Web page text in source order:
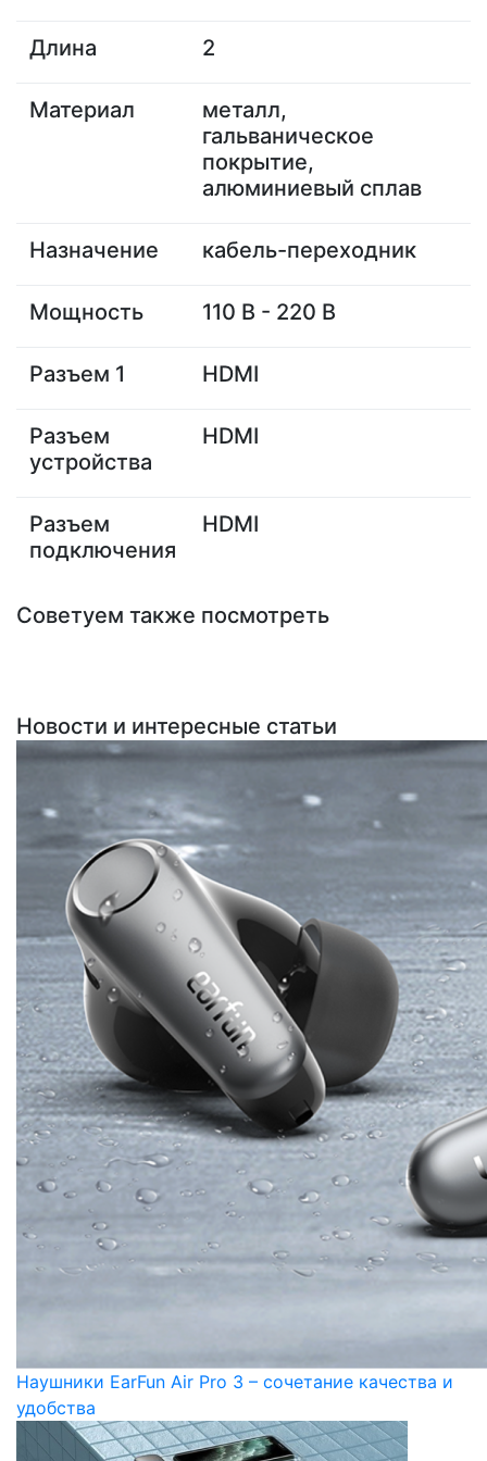
Длина 2
Материал
металл,
гальваническое
покрытие,
алюминиевый сплав
Назначение кабель-переходник
Мощность 110 В - 220 В
Разъем 1 HDMI
Разъем
устройства
HDMI
Разъем
подключения
HDMI
Советуем также посмотреть
Новости и интересные статьи
Наушники EarFun Air Pro 3 – сочетание качества и
удобства